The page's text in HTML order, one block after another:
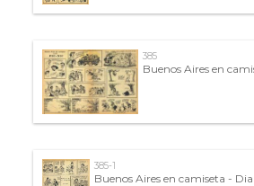
385
Buenos Aires en
385-1
Buenos Aires en camiseta -